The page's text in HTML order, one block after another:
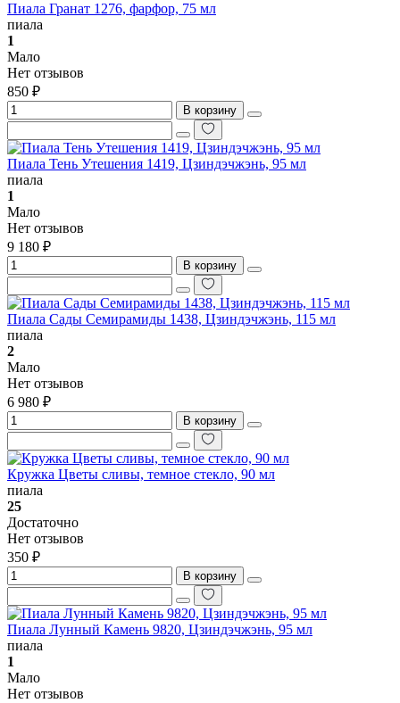
Пиала Гранат 1276, фарфор, 75 мл
пиала
1
Мало
Нет отзывов
850 ₽
В корзину
Пиала Тень Утешения 1419, Цзиндэчжэнь, 95 мл
пиала
1
Мало
Нет отзывов
9 180 ₽
В корзину
Пиала Сады Семирамиды 1438, Цзиндэчжэнь, 115 мл
пиала
2
Мало
Нет отзывов
6 980 ₽
В корзину
Кружка Цветы сливы, темное стекло, 90 мл
пиала
25
Достаточно
Нет отзывов
350 ₽
В корзину
Пиала Лунный Камень 9820, Цзиндэчжэнь, 95 мл
пиала
1
Мало
Нет отзывов